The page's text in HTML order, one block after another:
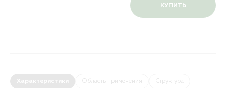
КУПИТЬ
Характеристики Область применения Структура